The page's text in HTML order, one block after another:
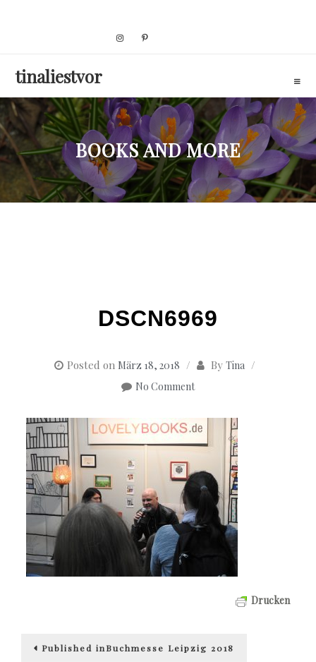
tinaliestvor
BOOKS AND MORE
DSCN6969
Posted on März 18, 2018 By Tina
No Comment
Drucken
Beitragsnavigation
Published inBuchmesse Leipzig 2018